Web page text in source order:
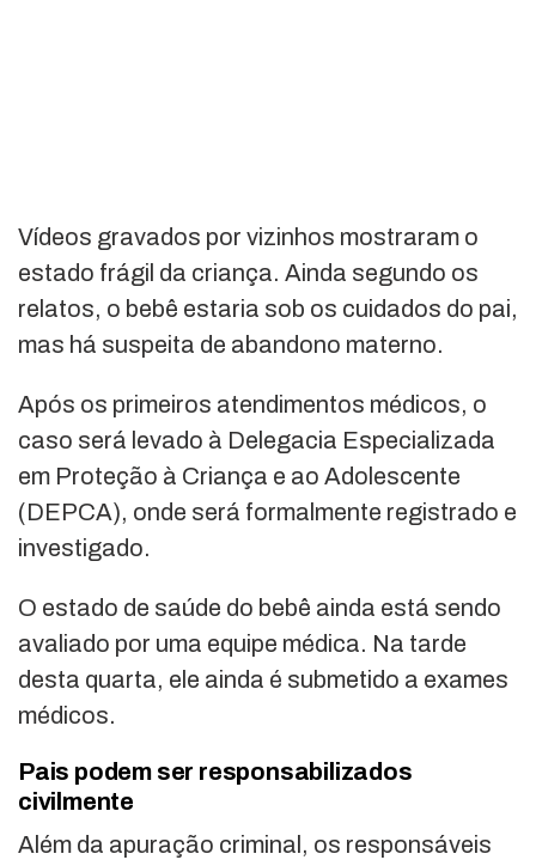
Vídeos gravados por vizinhos mostraram o
estado frágil da criança. Ainda segundo os
relatos, o bebê estaria sob os cuidados do pai,
mas há suspeita de abandono materno.
Após os primeiros atendimentos médicos, o
caso será levado à Delegacia Especializada
em Proteção à Criança e ao Adolescente
(DEPCA), onde será formalmente registrado e
investigado.
O estado de saúde do bebê ainda está sendo
avaliado por uma equipe médica. Na tarde
desta quarta, ele ainda é submetido a exames
médicos.
Pais podem ser responsabilizados
civilmente
Além da apuração criminal, os responsáveis